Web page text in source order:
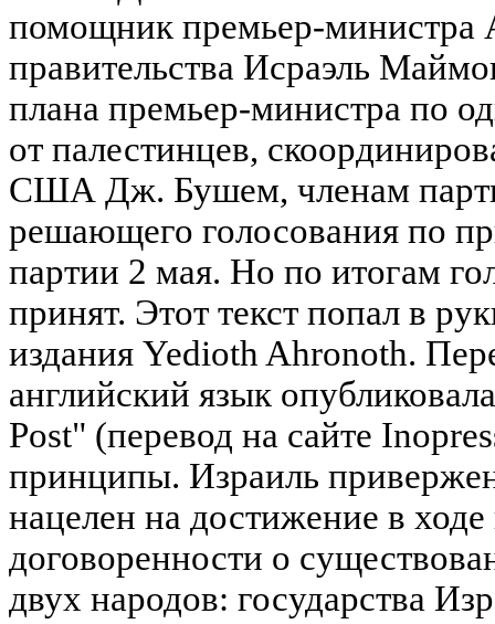
помощник премьер-министра
правительства Исраэль
плана премьер-министра по
от палестинцев,
США Дж. Бушем, членам
решающего голосования по
партии 2 мая. Но по итогам
принят. Этот текст попал в
издания Yedioth Ahronoth.
английский язык
Post" (перевод на сайте
принципы. Израиль
нацелен на достижение в ходе
договоренности о
двух народов: государства